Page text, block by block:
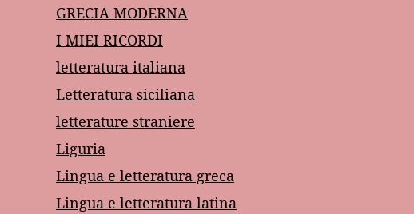
GRECIA MODERNA
I MIEI RICORDI
letteratura italiana
Letteratura siciliana
letterature straniere
Liguria
Lingua e letteratura greca
Lingua e letteratura latina